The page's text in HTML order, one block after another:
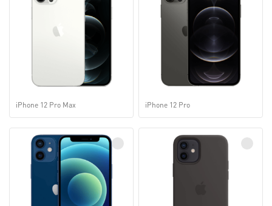
iPhone 12 Pro Max iPhone 12 Pro